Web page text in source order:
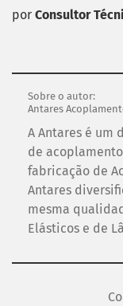
por Consultor
Sobre o autor:
Antares
A Antares é um
de
fabricação de
Antares
mesma
Elásticos e de